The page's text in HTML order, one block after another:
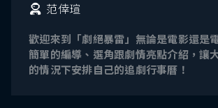
范倖瑄
歡迎來到「劇絕暴雷」無論是電影還是
簡單的編導、選角跟劇情亮點介紹，讓
的情況下安排自己的追劇行事曆！